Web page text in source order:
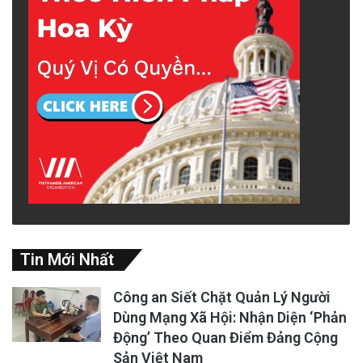
Tin Mới Nhất
Công an Siết Chặt Quản Lý Người
Dùng Mạng Xã Hội: Nhận Diện ‘Phản
Động’ Theo Quan Điểm Đảng Cộng
Sản Việt Nam